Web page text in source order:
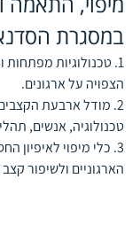
במסגרת הסדנא
1. טכנולוגיות
הצפויה על ארגונים.
2. מודל ארבעת הקצבים
טכנולוגיה, אנשים,
3. כלי מיפוי לאיפיון
הארגוניים ולשיפור